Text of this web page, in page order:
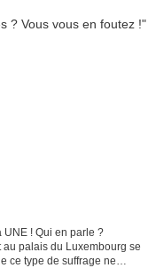
UNE ! Qui en parle ?
au palais du Luxembourg se
ce type de suffrage ne